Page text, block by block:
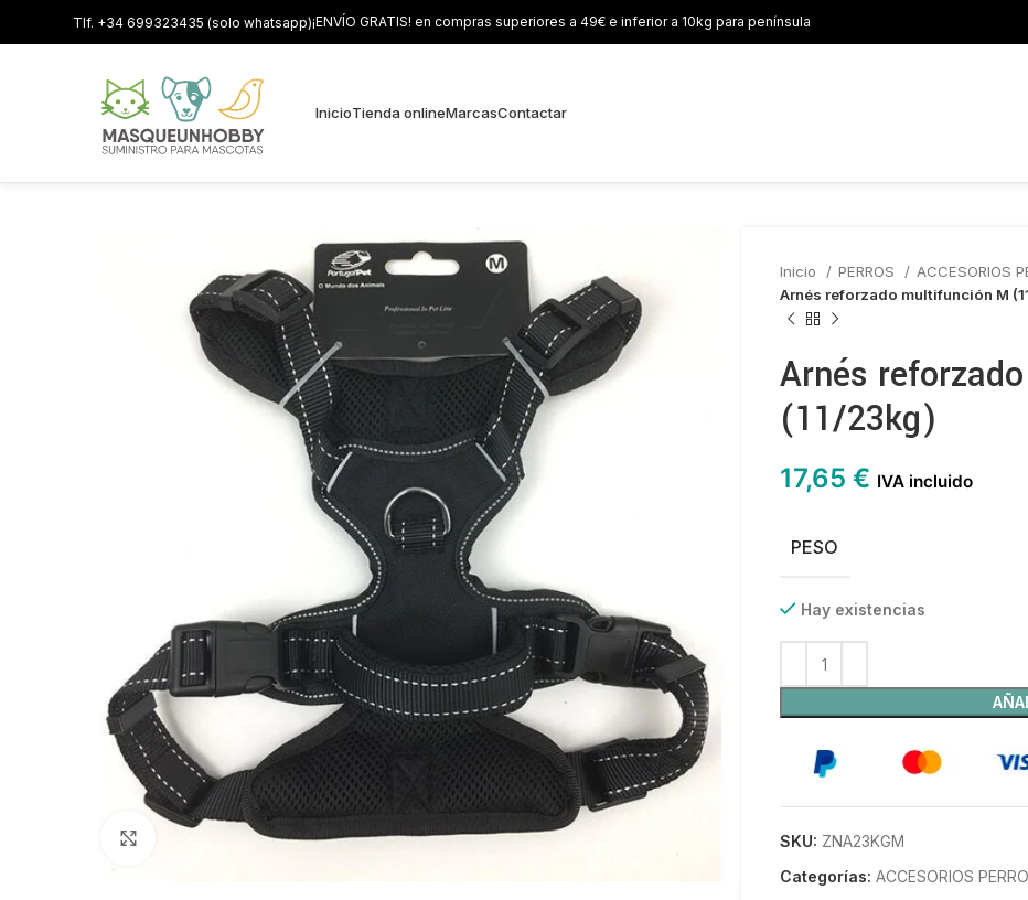
Tlf. +34 699323435 (solo whatsapp)¡ENVÍO GRATIS! en compras superiores a 49€ e inferior a 10kg para península
InicioTienda onlineMarcasContactar
Haga clic para ampliar
Inicio PERROS
ACCESORIOS
Arnés reforzado multifunción M
Arnés
(11/23kg)
17,65 € IVA incluido
PESO
Hay existencias
SKU: ZNA23KGM
Categorías: ACCESORIOS